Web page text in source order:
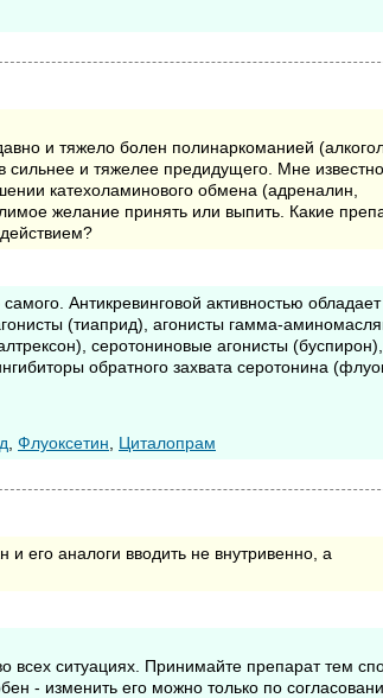
и тяжело болен полинаркоманией
и тяжелее предидущего. Мне
катехоламинового обмена (адреналин,
желание принять или выпить. Какие
Антикревинговой активностью
(тиаприд), агонисты гамма-
серотониновые агонисты (буспирон),
обратного захвата серотонина
Флуоксетин Циталопрам
и его аналоги вводить не внутривенно, а
ситуациях. Принимайте препарат тем
- изменить его можно только по